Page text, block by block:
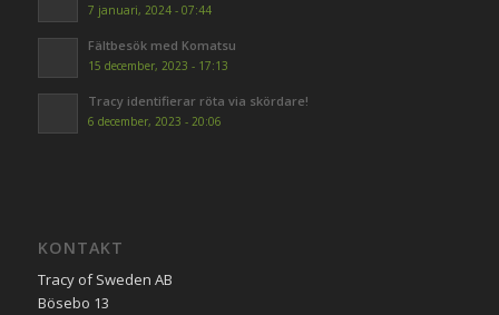
7 januari, 2024 - 07:44
Fältbesök med Komatsu
15 december, 2023 - 17:13
Tracy identifierar röta via skördare!
6 december, 2023 - 20:06
KONTAKT
Tracy of Sweden AB
Bösebo 13